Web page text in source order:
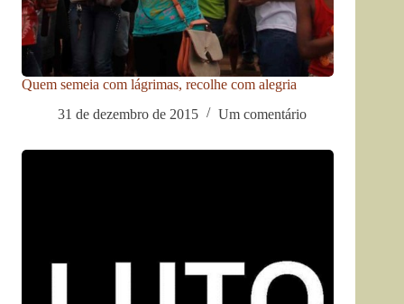
Quem semeia com lágrimas, recolhe com alegria
31 de dezembro de 2015
Um comentário